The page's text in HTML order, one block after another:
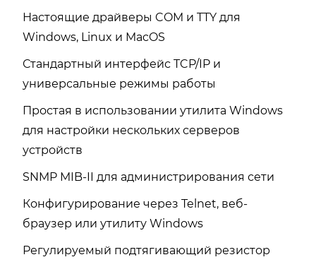
Настоящие драйверы COM и TTY для
Windows, Linux и MacOS
Стандартный интерфейс TCP/IP и
универсальные режимы работы
Простая в использовании утилита Windows
для настройки нескольких серверов
устройств
SNMP MIB-II для администрирования сети
Конфигурирование через Telnet, веб-
браузер или утилиту Windows
Регулируемый подтягивающий резистор